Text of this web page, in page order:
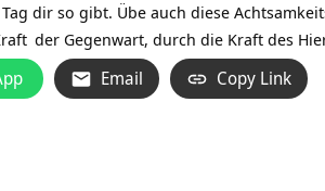
dir so gibt. Übe auch diese
der Gegenwart, durch die Kraft des
Email Copy Link